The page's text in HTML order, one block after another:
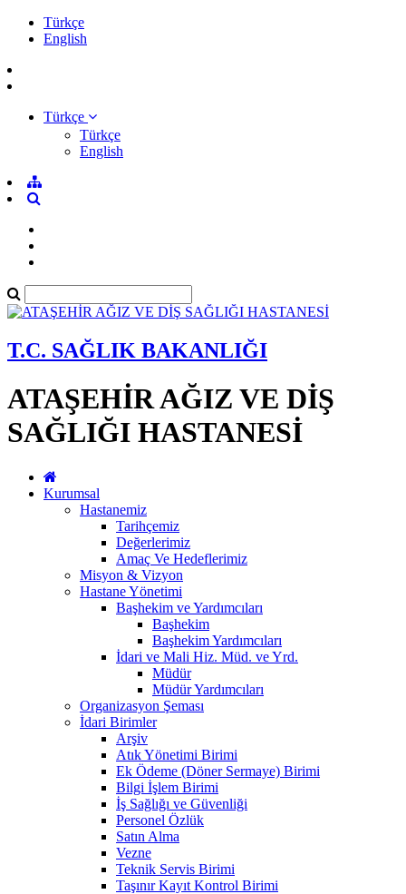
Türkçe
English
Türkçe
Türkçe
English
T.C. SAĞLIK BAKANLIĞI
ATAŞEHİR AĞIZ VE DİŞ
SAĞLIĞI HASTANESİ
Kurumsal
Hastanemiz
Tarihçemiz
Değerlerimiz
Amaç Ve Hedeflerimiz
Misyon & Vizyon
Hastane Yönetimi
Başhekim ve Yardımcıları
Başhekim
Başhekim Yardımcıları
İdari ve Mali Hiz. Müd. ve Yrd.
Müdür
Müdür Yardımcıları
Organizasyon Şeması
İdari Birimler
Arşiv
Atık Yönetimi Birimi
Ek Ödeme (Döner Sermaye) Birimi
Bilgi İşlem Birimi
İş Sağlığı ve Güvenliği
Personel Özlük
Satın Alma
Vezne
Teknik Servis Birimi
Taşınır Kayıt Kontrol Birimi